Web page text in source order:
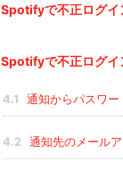
Spotifyで不正ログイ
Spotifyで不正ログイ
4.1 通知からパスワ
4.2 通知先のメール